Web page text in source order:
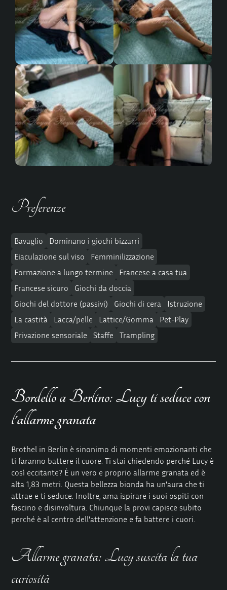
Preferenze
Bavaglio
Dominano i giochi bizzarri
Eiaculazione sul viso
Femminilizzazione
Formazione a lungo termine
Francese a casa tua
Francese sicuro
Giochi da doccia
Giochi del dottore (passivi)
Giochi di cera
Istruzione
La castità
Lacca/pelle Lattice/Gomma
Pet-Play
Privazione sensoriale
Staffe Trampling
Bordello a Berlino: Lucy ti seduce con
l'allarme granata
Brothel in Berlin è sinonimo di momenti emozionanti che
ti faranno battere il cuore. Ti stai chiedendo perché Lucy è
così eccitante? È un vero e proprio allarme granata ed è
alta 1,83 metri. Questa bellezza bionda ha un'aura che ti
attrae e ti seduce. Inoltre, ama ispirare i suoi ospiti con
fascino e disinvoltura. Chiunque la provi capisce subito
perché è al centro dell'attenzione e fa battere i cuori.
Allarme granata: Lucy suscita la tua
curiosità